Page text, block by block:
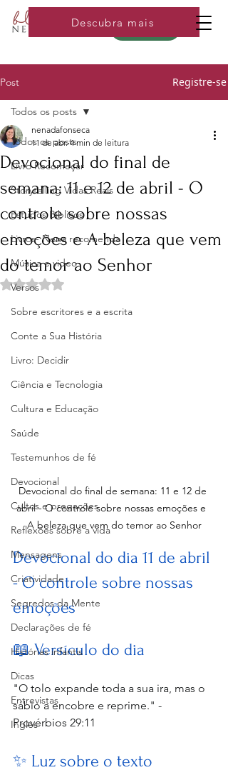
Loja
Descubra mais
Post Registre-se
Todos os posts
Livro Recomeçar
Storytelling Vidas Reais
Estudos Bíblicos
Livros- Nena recomenda
Música e video
Versos
Sobre escritores e a escrita
Conte a Sua História
Livro: Decidir
Ciência e Tecnologia
Cultura e Educação
Saúde
Testemunhos de fé
Devocional
Cultos e pregações
Reflexões sobre a vida
Mensagens
Criatividade
Segredos da Mente
Declarações de fé
Histórias infantis
Dicas
Entrevistas
Inglês
Todos os posts
Devocional do final de
semana: 11 e 12 de abril - O
controle sobre nossas
emoções e A beleza que vem
do temor ao Senhor
nenadafonseca
11 de abr. 4 min de leitura
Avaliado com NaN de 5 estrelas.
Devocional do final de semana: 11 e 12 de
abril - O controle sobre nossas emoções e
A beleza que vem do temor ao Senhor
Devocional do dia 11 de abril
- O controle sobre nossas
emoções
📖 Versículo do dia
"O tolo expande toda a sua ira, mas o
sábio a encobre e reprime." -
Provérbios 29:11
✨ Luz sobre o texto